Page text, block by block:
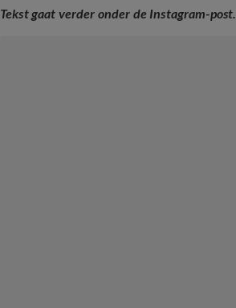
Tekst gaat verder onder de Instagram-post.